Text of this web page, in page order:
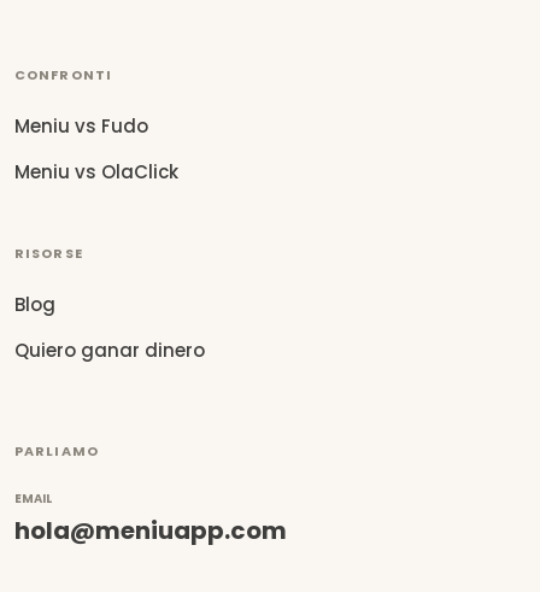
CONFRONTI
Meniu vs Fudo
Meniu vs OlaClick
RISORSE
Blog
Quiero ganar dinero
PARLIAMO
EMAIL
hola@meniuapp.com